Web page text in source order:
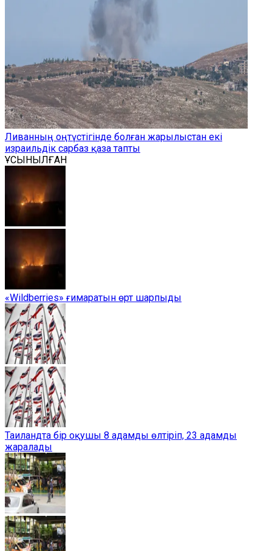
Ливанның оңтүстігінде болған жарылыстан екі
израильдік сарбаз қаза тапты
ҰСЫНЫЛҒАН
«Wildberries» ғимаратын өрт шарпыды
Таиландта бір оқушы 8 адамды өлтіріп, 23 адамды
жаралады